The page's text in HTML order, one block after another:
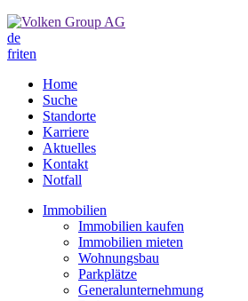
de
friten
Home
Suche
Standorte
Karriere
Aktuelles
Kontakt
Notfall
Immobilien
Immobilien kaufen
Immobilien mieten
Wohnungsbau
Parkplätze
Generalunternehmung